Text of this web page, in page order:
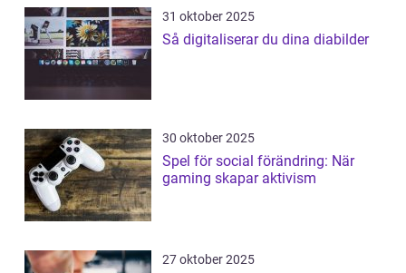
31 oktober 2025
Så digitaliserar du dina diabilder
30 oktober 2025
Spel för social förändring: När
gaming skapar aktivism
27 oktober 2025